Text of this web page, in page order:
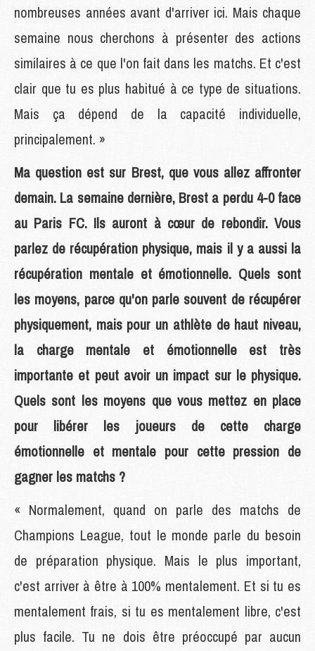
nombreuses années avant d'arriver ici. Mais chaque
semaine nous cherchons à présenter des actions
similaires à ce que l'on fait dans les matchs. Et c'est
clair que tu es plus habitué à ce type de situations.
Mais ça dépend de la capacité individuelle,
principalement. »
Ma question est sur Brest, que vous allez affronter
demain. La semaine dernière, Brest a perdu 4-0 face
au Paris FC. Ils auront à cœur de rebondir. Vous
parlez de récupération physique, mais il y a aussi la
récupération mentale et émotionnelle. Quels sont
les moyens, parce qu'on parle souvent de récupérer
physiquement, mais pour un athlète de haut niveau,
la charge mentale et émotionnelle est très
importante et peut avoir un impact sur le physique.
Quels sont les moyens que vous mettez en place
pour libérer les joueurs de cette charge
émotionnelle et mentale pour cette pression de
gagner les matchs ?
« Normalement, quand on parle des matchs de
Champions League, tout le monde parle du besoin
de préparation physique. Mais le plus important,
c'est arriver à être à 100% mentalement. Et si tu es
mentalement frais, si tu es mentalement libre, c'est
plus facile. Tu ne dois être préoccupé par aucun